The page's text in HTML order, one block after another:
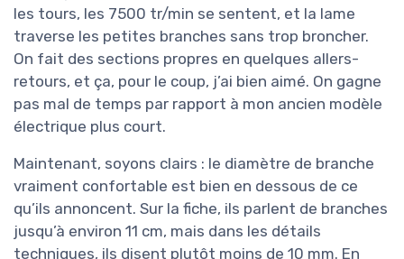
les tours, les 7500 tr/min se sentent, et la lame
traverse les petites branches sans trop broncher.
On fait des sections propres en quelques allers-
retours, et ça, pour le coup, j’ai bien aimé. On gagne
pas mal de temps par rapport à mon ancien modèle
électrique plus court.
Maintenant, soyons clairs : le diamètre de branche
vraiment confortable est bien en dessous de ce
qu’ils annoncent. Sur la fiche, ils parlent de branches
jusqu’à environ 11 cm, mais dans les détails
techniques, ils disent plutôt moins de 10 mm. En